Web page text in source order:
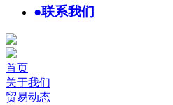
●联系我们
首页
关于我们
贸易动态